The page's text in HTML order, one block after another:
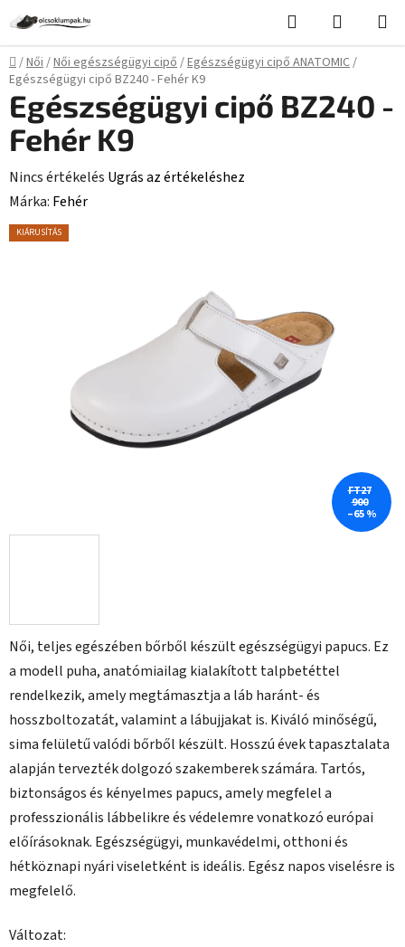
fő
tartalomhoz
Keresés KOSÁR
Kezdőlap
/Női/Női egészségügyi cipő/Egészségügyi cipő ANATOMIC/
Egészségügyi cipő BZ240 - Fehér K9
Női, teljes egészében bőrből készült egészségügyi papucs. Ez
a modell puha, anatómiailag kialakított talpbetéttel
rendelkezik, amely megtámasztja a láb haránt- és
hosszboltozatát, valamint a lábujjakat is. Kiváló minőségű,
sima felületű valódi bőrből készült. Hosszú évek tapasztalata
alapján tervezték dolgozó szakemberek számára. Tartós,
biztonságos és kényelmes papucs, amely megfelel a
professzionális lábbelikre és védelemre vonatkozó európai
előírásoknak. Egészségügyi, munkavédelmi, otthoni és
hétköznapi nyári viseletként is ideális. Egész napos viselésre is
megfelelő.
Változat:
Egészségügyi cipő BZ240 -
Fehér K9
A
termék
átlagos
Nincs értékelés Ugrás az értékeléshez
Márka: Fehér
KIÁRUSÍTÁS
FT27
900
–65 %